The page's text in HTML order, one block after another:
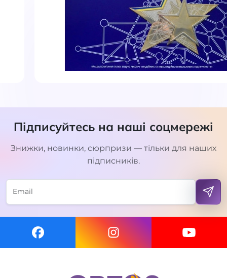
Підписуйтесь на наші соцмережі
Знижки, новинки, сюрпризи — тільки для наших
підписників.